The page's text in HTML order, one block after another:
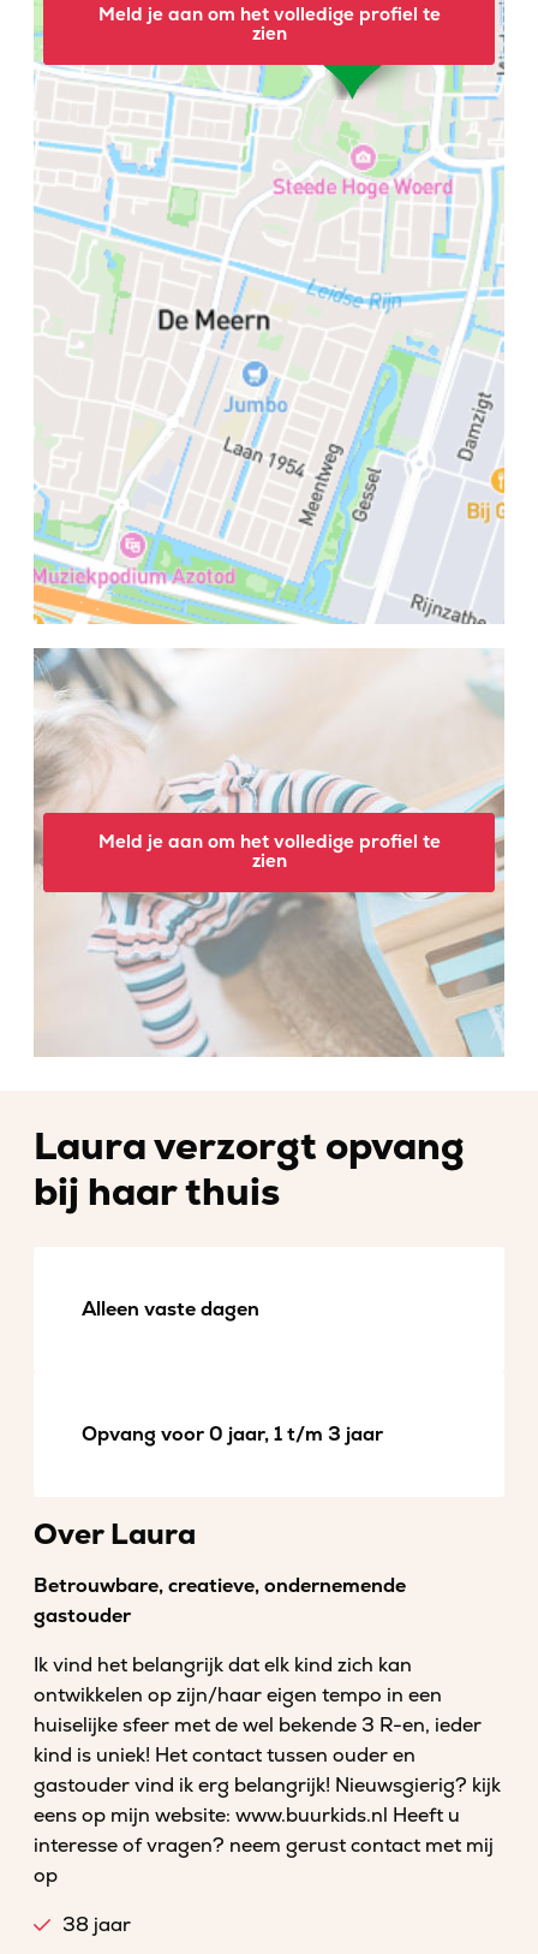
Meld je aan om het volledige profiel te
zien
Meld je aan om het volledige profiel te
zien
Laura verzorgt opvang
bij haar thuis
Alleen vaste dagen
Opvang voor 0 jaar, 1 t/m 3 jaar
Over Laura
Betrouwbare, creatieve, ondernemende
gastouder
Ik vind het belangrijk dat elk kind zich kan
ontwikkelen op zijn/haar eigen tempo in een
huiselijke sfeer met de wel bekende 3 R-en, ieder
kind is uniek! Het contact tussen ouder en
gastouder vind ik erg belangrijk! Nieuwsgierig? kijk
eens op mijn website: www.buurkids.nl Heeft u
interesse of vragen? neem gerust contact met mij
op
38 jaar